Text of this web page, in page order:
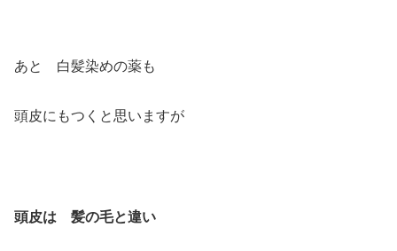
あと 白髪染めの薬も
頭皮にもつくと思いますが
頭皮は 髪の毛と違い